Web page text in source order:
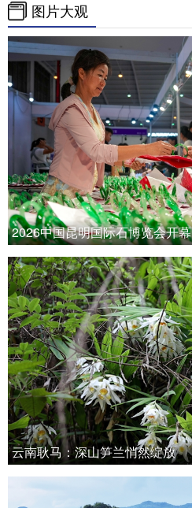
图片大观
2026中国昆明国际石博览会开幕
云南耿马：深山笋兰悄然绽放